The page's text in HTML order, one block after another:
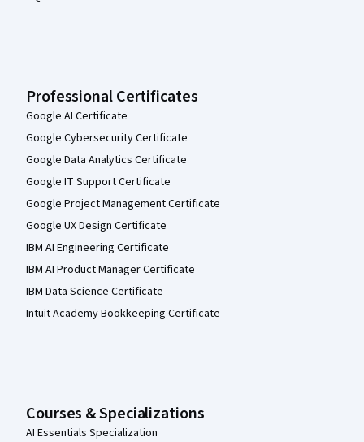
Professional Certificates
Google AI Certificate
Google Cybersecurity Certificate
Google Data Analytics Certificate
Google IT Support Certificate
Google Project Management Certificate
Google UX Design Certificate
IBM AI Engineering Certificate
IBM AI Product Manager Certificate
IBM Data Science Certificate
Intuit Academy Bookkeeping Certificate
Courses & Specializations
AI Essentials Specialization